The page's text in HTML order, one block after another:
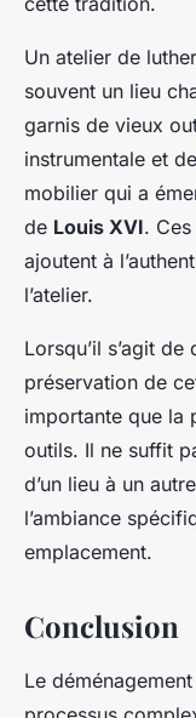
Un atelier de
souvent un lieu
garnis de vieux
instrumentale et
mobilier qui a
de Louis XVI.
ajoutent à
l’atelier.
Lorsqu’il s’agit
préservation de
importante que la
outils. Il ne suffit
d’un lieu à un
l’ambiance
emplacement.
Conclusion
Le